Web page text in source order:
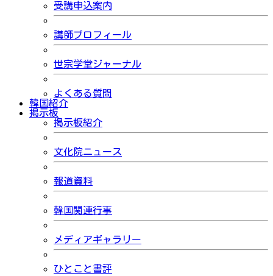
受講申込案内
講師プロフィール
世宗学堂ジャーナル
よくある質問
韓国紹介
掲示板
掲示板紹介
文化院ニュース
報道資料
韓国関連行事
メディアギャラリー
ひとこと書評